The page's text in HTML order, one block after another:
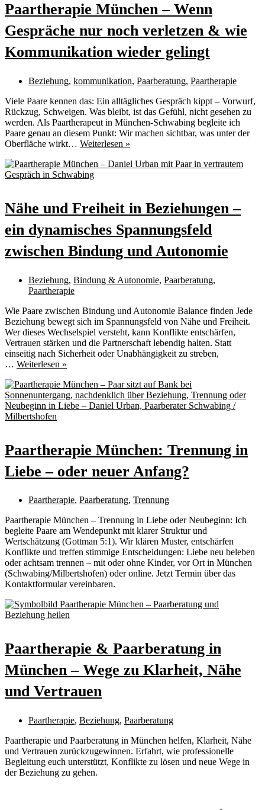
Paartherapie München – Wenn
Gespräche nur noch verletzen & wie
Kommunikation wieder gelingt
Beziehung, kommunikation, Paarberatung, Paartherapie
Viele Paare kennen das: Ein alltägliches Gespräch kippt – Vorwurf,
Rückzug, Schweigen. Was bleibt, ist das Gefühl, nicht gesehen zu
werden. Als Paartherapeut in München-Schwabing begleite ich
Paare genau an diesem Punkt: Wir machen sichtbar, was unter der
Oberfläche wirkt… Weiterlesen »
–
noch
verletzen
&
wie
Kommunikation
wieder
Nähe und Freiheit in Beziehungen –
ein dynamisches Spannungsfeld
zwischen Bindung und Autonomie
Beziehung, Bindung & Autonomie, Paarberatung,
Paartherapie
Wie Paare zwischen Bindung und Autonomie Balance finden Jede
Beziehung bewegt sich im Spannungsfeld von Nähe und Freiheit.
Wer dieses Wechselspiel versteht, kann Konflikte entschärfen,
Vertrauen stärken und die Partnerschaft lebendig halten. Statt
einseitig nach Sicherheit oder Unabhängigkeit zu streben,
… Weiterlesen »
Freiheit
in
Beziehungen
Spannungsfeld
zwischen
Bindung
und
Paartherapie München: Trennung in
Liebe – oder neuer Anfang?
Paartherapie, Paarberatung, Trennung
Paartherapie München – Trennung in Liebe oder Neubeginn: Ich
begleite Paare am Wendepunkt mit klarer Struktur und
Wertschätzung (Gottman 5:1). Wir klären Muster, entschärfen
Konflikte und treffen stimmige Entscheidungen: Liebe neu beleben
oder achtsam trennen – mit oder ohne Kinder, vor Ort in München
(Schwabing/Milbertshofen) oder online. Jetzt Termin über das
Kontaktformular vereinbaren.
Paartherapie & Paarberatung in
München – Wege zu Klarheit, Nähe
und Vertrauen
Paartherapie, Beziehung, Paarberatung
Paartherapie und Paarberatung in München helfen, Klarheit, Nähe
und Vertrauen zurückzugewinnen. Erfahrt, wie professionelle
Begleitung euch unterstützt, Konflikte zu lösen und neue Wege in
der Beziehung zu gehen.